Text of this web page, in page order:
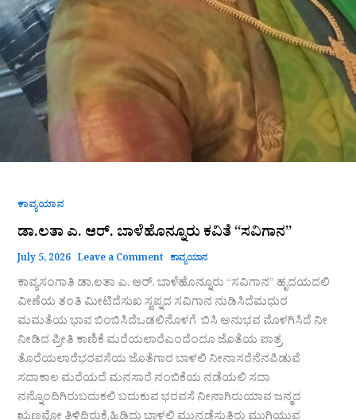
ಕಾವ್ಯಯಾನ
ಡಾ.ಲತಾ ಎ. ಆರ್. ಬಾಳೆಹೊನ್ನೂರು ಕವಿತೆ “ಸವಿಗಾನ”
July 5, 2026 Leave a Comment ಕಾವ್ಯಯಾನ
ಕಾವ್ಯಸಂಗಾತಿ ಡಾ.ಲತಾ ಎ. ಆರ್. ಬಾಳೆಹೊನ್ನೂರು “ಸವಿಗಾನ” ಹೃದಯದಲಿ
ವೀಣೆಯ ತಂತಿ ಮೀಟಿದೆಸುಖ ಸ್ವಪ್ನದ ಸವಿಗಾನ ನುಡಿಸಿದೆಮಧುರ
ಮಮತೆಯ ಭಾವ ಬಿಂಬಿಸಿದೆಒಡಲಿನೊಳಗೆ ಬಿಸಿ ಅನುಭವ ಮೊಳಗಿಸಿದೆ ನೀ
ನೀಡಿದ ಪ್ರೀತಿ ಕಾಣಿಕೆ ಮರೆಯಲಾರೆಎಂದೆಂದೂ ಜೊತೆಯ ಪಾತ್ರ
ತೊರೆಯಲಾರೆಭರವಸೆಯ ಜೊತೆಗಾರ ಬಾಳಲಿ ನೀನಾಸರೆನೆನಪಿಡುವೆ
ಸದಾಕಾಲ ಮರೆಯದೆ ಮನಸಾರೆ ನಂಬಿಕೆಯ ನಡೆಯಲಿ ಸದಾ
ನನ್ನೊಂದಿಗಿರುಬದುಕಲಿ ಬದುಕುವ ಭರವಸೆ ನೀನಾಗಿರುಯಾವ ಜನ್ಮದ